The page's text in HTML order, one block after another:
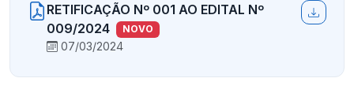
RETIFICAÇÃO Nº 001 AO EDITAL Nº
009/2024
NOVO
07/03/2024